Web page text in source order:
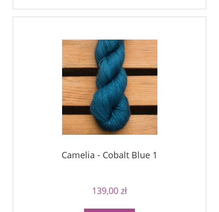
Camelia - Cobalt Blue 1
139,00 zł